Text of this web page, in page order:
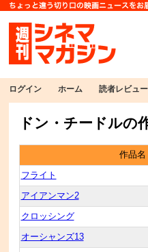
ログイン ホーム 読者レビュー
ドン・チードルの
作品名
フライト
アイアンマン2
クロッシング
オーシャンズ13